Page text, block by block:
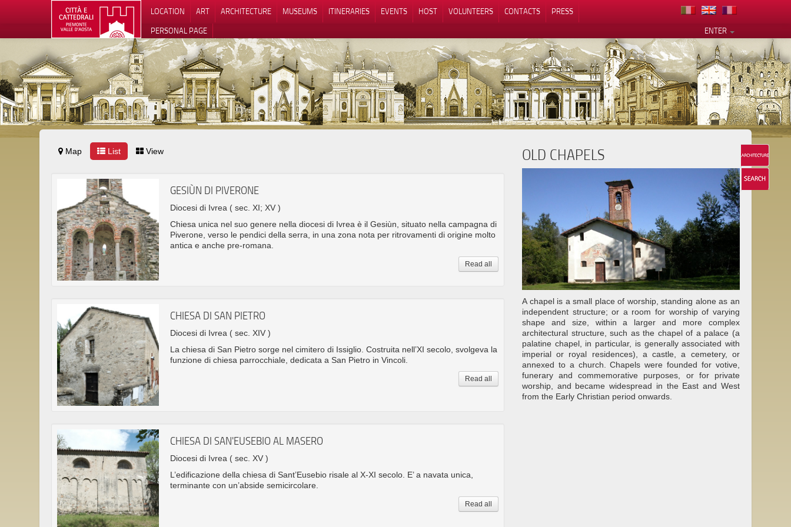
LOCATION ART ARCHITECTURE MUSEUMS ITINERARIES EVENTS HOST VOLUNTEERS CONTACTS
PRESS
ENTER
PERSONAL PAGE
Map List View
GESIÙN DI PIVERONE
Diocesi di Ivrea ( sec. XI; XV )
Chiesa unica nel suo genere nella diocesi di Ivrea è il Gesiùn, situato nella campagna di
Piverone, verso le pendici della serra, in una zona nota per ritrovamenti di origine molto
antica e anche pre-romana.
Read all
CHIESA DI SAN PIETRO
Diocesi di Ivrea ( sec. XIV )
La chiesa di San Pietro sorge nel cimitero di Issiglio. Costruita nell’XI secolo, svolgeva la
funzione di chiesa parrocchiale, dedicata a San Pietro in Vincoli.
Read all
CHIESA DI SAN'EUSEBIO AL MASERO
Diocesi di Ivrea ( sec. XV )
L’edificazione della chiesa di Sant’Eusebio risale al X-XI secolo. E’ a navata unica,
terminante con un’abside semicircolare.
Read all
OLD CHAPELS
A chapel is a small place of worship, standing alone as an
independent structure; or a room for worship of varying
shape and size, within a larger and more complex
architectural structure, such as the chapel of a palace (a
palatine chapel, in particular, is generally associated with
imperial or royal residences), a castle, a cemetery, or
annexed to a church. Chapels were founded for votive,
funerary and commemorative purposes, or for private
worship, and became widespread in the East and West
from the Early Christian period onwards.